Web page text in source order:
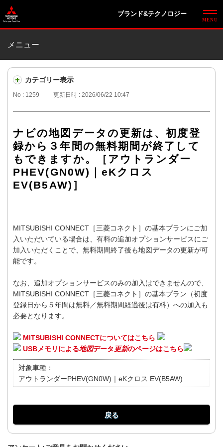
ブランド&テクノロジー
メニュー
カテゴリー表示
No : 1259 更新日時 : 2026/06/22 10:47
ナビの地図データの更新は、初度登
録から３年間の無料期間が終了して
もできますか。［アウトランダー
PHEV(GN0W)｜eKクロス
EV(B5AW)］
MITSUBISHI CONNECT［三菱コネクト］の基本プランにご加
入いただいている場合は、有料の追加オプションサービスにご
加入いただくことで、無料期間終了後も地図データの更新が可
能です。
なお、追加オプションサービスのみの加入はできませんので、
MITSUBISHI CONNECT［三菱コネクト］の基本プラン（初度
登録日から５年間は無料／無料期間経過後は有料）への加入も
必要となります。
MITSUBISHI CONNECTについてはこちら
USBメモリによる地図データ 更新のページはこちら
対象車種：
アウトランダーPHEV(GN0W)｜eKクロス EV(B5AW)
戻る